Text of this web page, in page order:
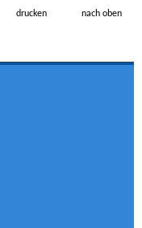
drucken nach oben